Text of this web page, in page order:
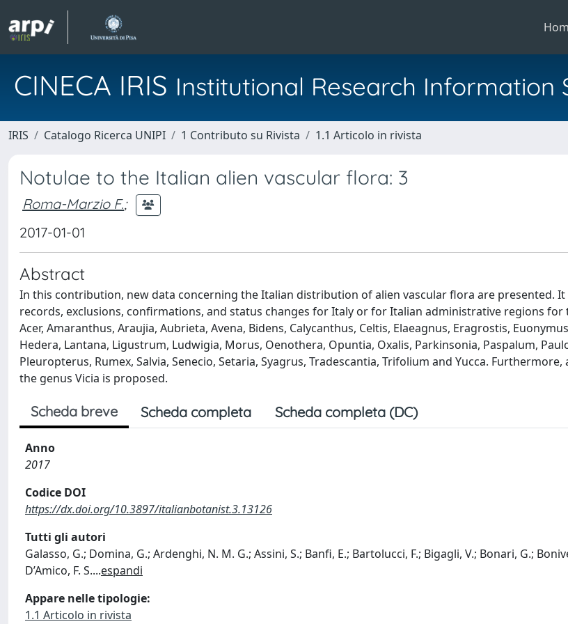
CINECA IRIS Institutional Research Information
IRIS Catalogo Ricerca UNIPI 1 Contributo su Rivista 1.1 Articolo in rivista
Notulae to the Italian alien vascular flora: 3
Roma-Marzio F.;
2017-01-01
Abstract
In this contribution, new data concerning the Italian distribution of alien vascular flora are presented. It
records, exclusions, confirmations, and status changes for Italy or for Italian administrative regions for
Acer, Amaranthus, Araujia, Aubrieta, Avena, Bidens, Calycanthus, Celtis, Elaeagnus, Eragrostis,
Hedera, Lantana, Ligustrum, Ludwigia, Morus, Oenothera, Opuntia, Oxalis, Parkinsonia, Paspalum,
Pleuropterus, Rumex, Salvia, Senecio, Setaria, Syagrus, Tradescantia, Trifolium and Yucca.
the genus Vicia is proposed.
Scheda breve Scheda completa Scheda completa (DC)
Anno
2017
Codice DOI
https://dx.doi.org/10.3897/italianbotanist.3.13126
Tutti gli autori
Galasso, G.; Domina, G.; Ardenghi, N. M. G.; Assini, S.; Banfi, E.; Bartolucci, F.; Bigagli, V.; Bonari, G.;
D’Amico, F. S....espandi
Appare nelle tipologie:
1.1 Articolo in rivista